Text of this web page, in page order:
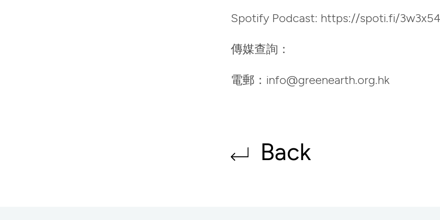
Spotify Podcast: https://spoti.fi/
傳媒查詢：
電郵： info@greenearth.org.hk
Back